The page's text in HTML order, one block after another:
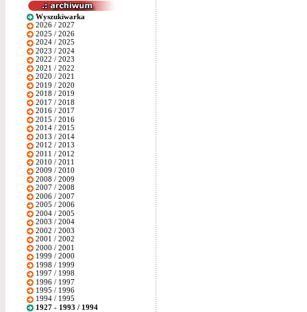
Wyszukiwarka
2026 / 2027
2025 / 2026
2024 / 2025
2023 / 2024
2022 / 2023
2021 / 2022
2020 / 2021
2019 / 2020
2018 / 2019
2017 / 2018
2016 / 2017
2015 / 2016
2014 / 2015
2013 / 2014
2012 / 2013
2011 / 2012
2010 / 2011
2009 / 2010
2008 / 2009
2007 / 2008
2006 / 2007
2005 / 2006
2004 / 2005
2003 / 2004
2002 / 2003
2001 / 2002
2000 / 2001
1999 / 2000
1998 / 1999
1997 / 1998
1996 / 1997
1995 / 1996
1994 / 1995
1927 - 1993 / 1994